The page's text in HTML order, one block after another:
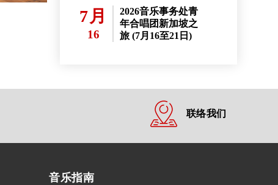
7月
16
2026音乐事务处青
年合唱团新加坡之
旅 (7月16至21日)
联络我们
音乐指南